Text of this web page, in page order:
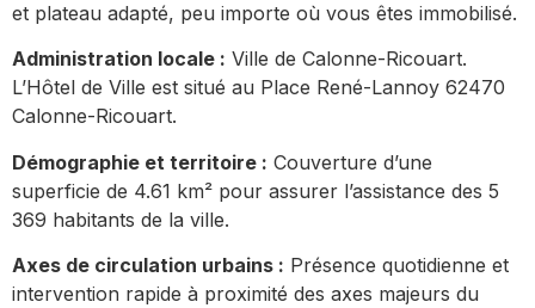
et plateau adapté, peu importe où vous êtes immobilisé.
Administration locale : Ville de Calonne-Ricouart.
L’Hôtel de Ville est situé au Place René-Lannoy 62470
Calonne-Ricouart.
Démographie et territoire : Couverture d’une
superficie de 4.61 km² pour assurer l’assistance des 5
369 habitants de la ville.
Axes de circulation urbains : Présence quotidienne et
intervention rapide à proximité des axes majeurs du